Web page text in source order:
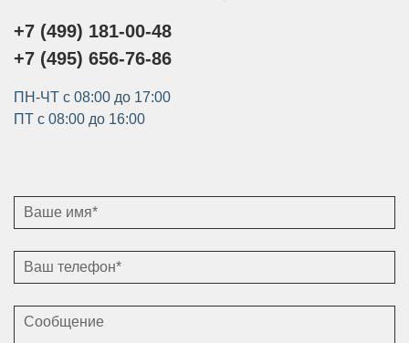
+7 (499) 181-00-48
+7 (495) 656-76-86
ПН-ЧТ с 08:00 до 17:00
ПТ с 08:00 до 16:00